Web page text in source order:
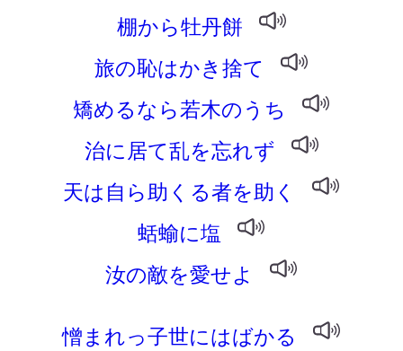
棚から牡丹餅
旅の恥はかき捨て
矯めるなら若木のうち
治に居て乱を忘れず
天は自ら助くる者を助く
蛞蝓に塩
汝の敵を愛せよ
憎まれっ子世にはばかる